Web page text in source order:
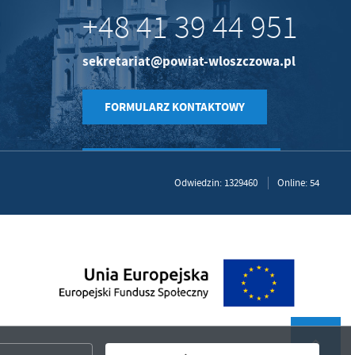
+48 41 39 44 951
sekretariat@powiat-wloszczowa.pl
FORMULARZ KONTAKTOWY
Odwiedzin: 1329460 Online: 54